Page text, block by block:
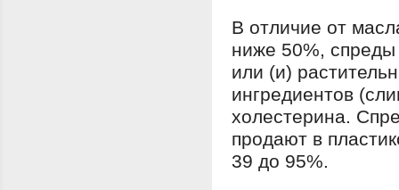
В отличие от
ниже 50%,
или (и)
ингредиентов
холестерина.
продают в
39 до 95%.